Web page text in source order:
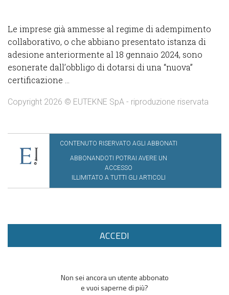
Le imprese già ammesse al regime di adempimento
collaborativo, o che abbiano presentato istanza di
adesione anteriormente al 18 gennaio 2024, sono
esonerate dall’obbligo di dotarsi di una “nuova”
certificazione ...
Copyright 2026 © EUTEKNE SpA - riproduzione riservata
CONTENUTO RISERVATO AGLI ABBONATI
ABBONANDOTI POTRAI AVERE UN
ACCESSO
ILLIMITATO A TUTTI GLI ARTICOLI
ACCEDI
Non sei ancora un utente abbonato
e vuoi saperne di più?